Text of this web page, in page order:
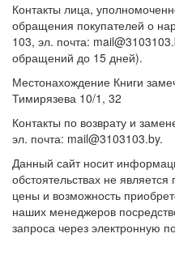
Контакты лица,
обращения покупателей о
103, эл. почта:
обращений до 15 дней).
Местонахождение Книги
Тимирязева 10/1, 32
Контакты по возврату и
эл. почта: mail@3103103.by.
Данный сайт носит
обстоятельствах не
цены и возможность
наших менеджеров
запроса через электронную